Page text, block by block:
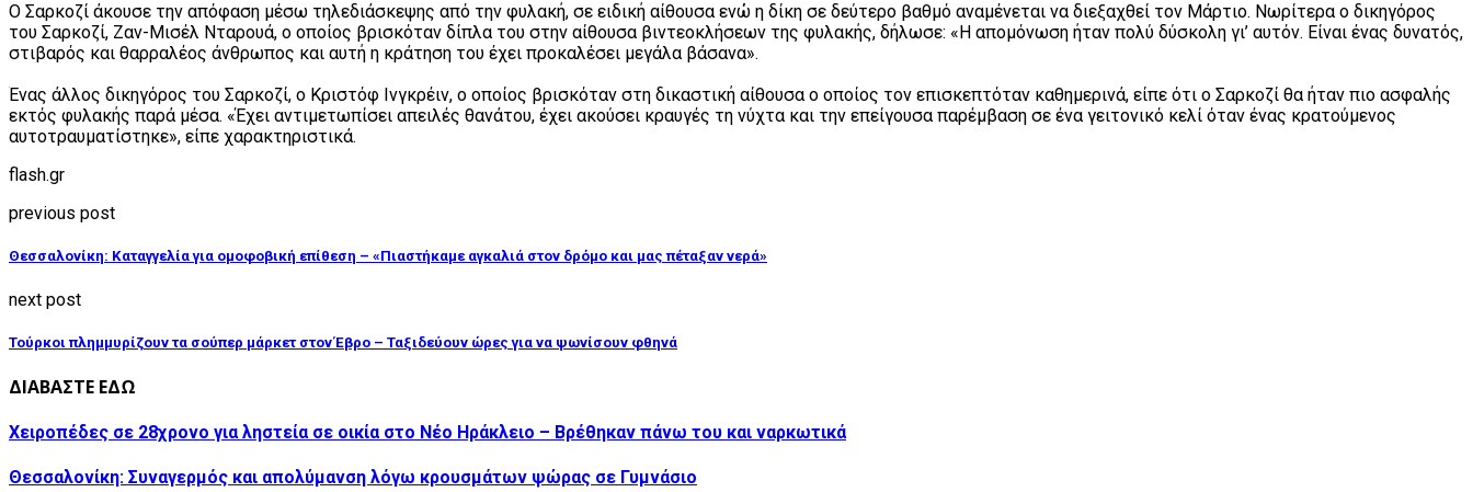
Ο Σαρκοζί άκουσε την απόφαση μέσω τηλεδιάσκεψης από την φυλακή, σε ειδική αίθουσα ενώ η δίκη σε δεύτερο βαθμό αναμένεται να διεξαχθεί τον Μάρτιο. Νωρίτερα ο δικηγόρος
του Σαρκοζί, Ζαν-Μισέλ Νταρουά, ο οποίος βρισκόταν δίπλα του στην αίθουσα βιντεοκλήσεων της φυλακής, δήλωσε: «Η απομόνωση ήταν πολύ δύσκολη γι’ αυτόν. Είναι ένας δυνατός,
στιβαρός και θαρραλέος άνθρωπος και αυτή η κράτηση του έχει προκαλέσει μεγάλα βάσανα».
Ένας άλλος δικηγόρος του Σαρκοζί, ο Κριστόφ Ινγκρέιν, ο οποίος βρισκόταν στη δικαστική αίθουσα ο οποίος τον επισκεπτόταν καθημερινά, είπε ότι ο Σαρκοζί θα ήταν πιο ασφαλής
εκτός φυλακής παρά μέσα. «Έχει αντιμετωπίσει απειλές θανάτου, έχει ακούσει κραυγές τη νύχτα και την επείγουσα παρέμβαση σε ένα γειτονικό κελί όταν ένας κρατούμενος
αυτοτραυματίστηκε», είπε χαρακτηριστικά.
flash.gr
previous post
Θεσσαλονίκη: Καταγγελία για ομοφοβική επίθεση – «Πιαστήκαμε αγκαλιά στον δρόμο και μας πέταξαν νερά»
next post
Τούρκοι πλημμυρίζουν τα σούπερ μάρκετ στον Έβρο – Ταξιδεύουν ώρες για να ψωνίσουν φθηνά
ΔΙΑΒΑΣΤΕ ΕΔΩ
Χειροπέδες σε 28χρονο για ληστεία σε οικία στο Νέο Ηράκλειο – Βρέθηκαν πάνω του και ναρκωτικά
Θεσσαλονίκη: Συναγερμός και απολύμανση λόγω κρουσμάτων ψώρας σε Γυμνάσιο